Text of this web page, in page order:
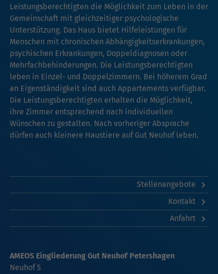
Leistungsberechtigten die Möglichkeit zum Leben in der
Gemeinschaft mit gleichzeitiger psychologische
Unterstützung. Das Haus bietet Hilfeleistungen für
Menschen mit chronischen Abhängigkeitserkrankungen,
psychischen Erkrankungen, Doppeldiagnosen oder
Mehrfachbehinderungen. Die Leistungsberechtigten
leben in Einzel- und Doppelzimmern. Bei höherem Grad
an Eigenständigkeit sind auch Appartements verfügbar.
Die Leistungsberechtigten erhalten die Möglichkeit,
ihre Zimmer entsprechend nach individuellen
Wünschen zu gestalten. Nach vorheriger Absprache
dürfen auch kleinere Haustiere auf Gut Neuhof leben.
Stellenangebote
Kontakt
Anfahrt
AMEOS Eingliederung Gut Neuhof Petershagen
Neuhof 5